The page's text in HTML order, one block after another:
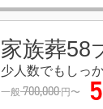
家族葬58
少人数でもしっ
一般700,000 円〜